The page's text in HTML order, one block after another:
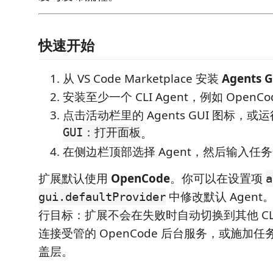
快速开始
从 VS Code Marketplace 安装 Agents
安装至少一个 CLI Agent，例如
点击活动栏里的 Agents GUI 图标，或
GUI：打开面板。
在侧边栏顶部选择 Agent，然后输入任
扩展默认使用 OpenCode。你可以在设置项
gui.defaultProvider 中修改默认 Agent
行目标：扩展不会在失败时自动切换到其他
连接受管的 OpenCode 后台服务，或施加任
盖层。